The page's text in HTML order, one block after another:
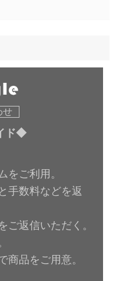
せ
ド◆
ご利用。
手数料などを返
返信いただく。
品をご用意。